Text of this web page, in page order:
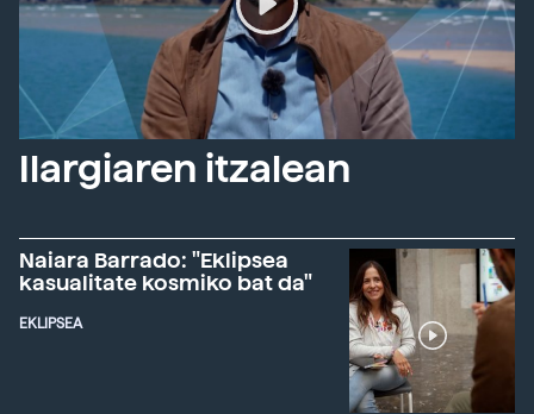
Ilargiaren itzalean
Naiara Barrado: "Eklipsea
kasualitate kosmiko bat da"
EKLIPSEA